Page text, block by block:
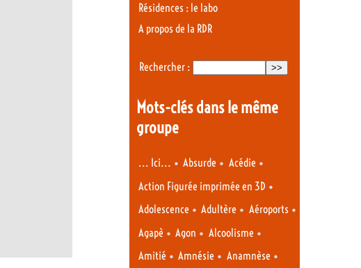
Résidences : le labo
A propos de la RDR
Rechercher :
Mots-clés dans le même
groupe
... Ici... • Absurde • Acédie •
Action Figurée imprimée en 3D •
Adolescence • Adultère • Aéroports•
Agapè • Agon • Alcoolisme •
Amitié • Amnésie • Anamnèse •